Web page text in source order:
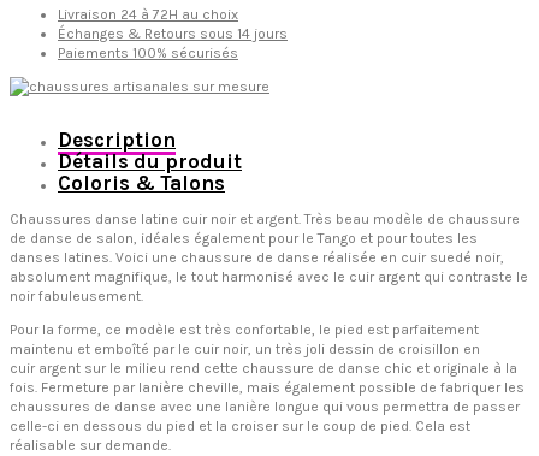
Livraison 24 à 72H au choix
Échanges & Retours sous 14 jours
Paiements 100% sécurisés
Description
Détails du produit
Coloris & Talons
Chaussures danse latine cuir noir et argent. Très beau modèle de chaussure
de danse de salon, idéales également pour le Tango et pour toutes les
danses latines. Voici une chaussure de danse réalisée en cuir suedé noir,
absolument magnifique, le tout harmonisé avec le cuir argent qui contraste le
noir fabuleusement.
Pour la forme, ce modèle est très confortable, le pied est parfaitement
maintenu et emboîté par le cuir noir, un très joli dessin de croisillon en
cuir argent sur le milieu rend cette chaussure de danse chic et originale à la
fois. Fermeture par lanière cheville, mais également possible de fabriquer les
chaussures de danse avec une lanière longue qui vous permettra de passer
celle-ci en dessous du pied et la croiser sur le coup de pied. Cela est
réalisable sur demande.